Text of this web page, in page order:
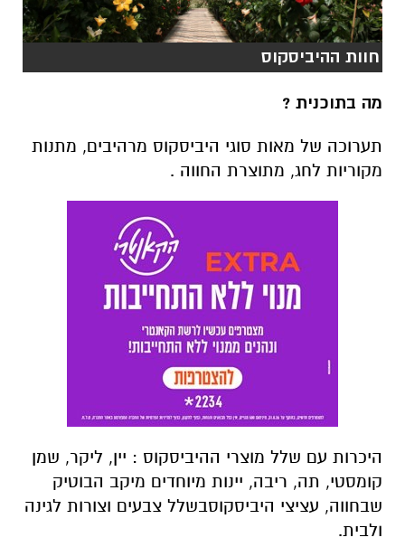
חוות ההיביסקוס
מה בתוכנית ?
תערוכה של מאות סוגי היביסקוס מרהיבים, מתנות
מקוריות לחג, מתוצרת החווה .
היכרות עם שלל מוצרי ההיביסקוס : יין, ליקר, שמן
קומסטי, תה, ריבה, יינות מיוחדים מיקב הבוטיק
שבחווה, עציצי היביסקוסבשלל צבעים וצורות לגינה
ולבית.